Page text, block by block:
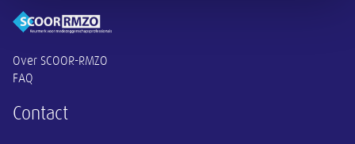
Overige informatie
Over SCOOR-RMZO
FAQ
Contact